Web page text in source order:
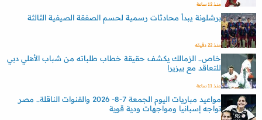
منذ 12 ساعة
برشلونة يبدأ محادثات رسمية لحسم الصفقة الصيفية الثالثة
منذ 22 دقيقه
خاص.. الزمالك يكشف حقيقة خطاب طلباته من شباب الأهلي دبي
للتعاقد مع بيزيرا
منذ 11 ساعة
مواعيد مباريات اليوم الجمعة 7-8- 2026 والقنوات الناقلة.. مصر
تواجه إسبانيا ومواجهات ودية قوية